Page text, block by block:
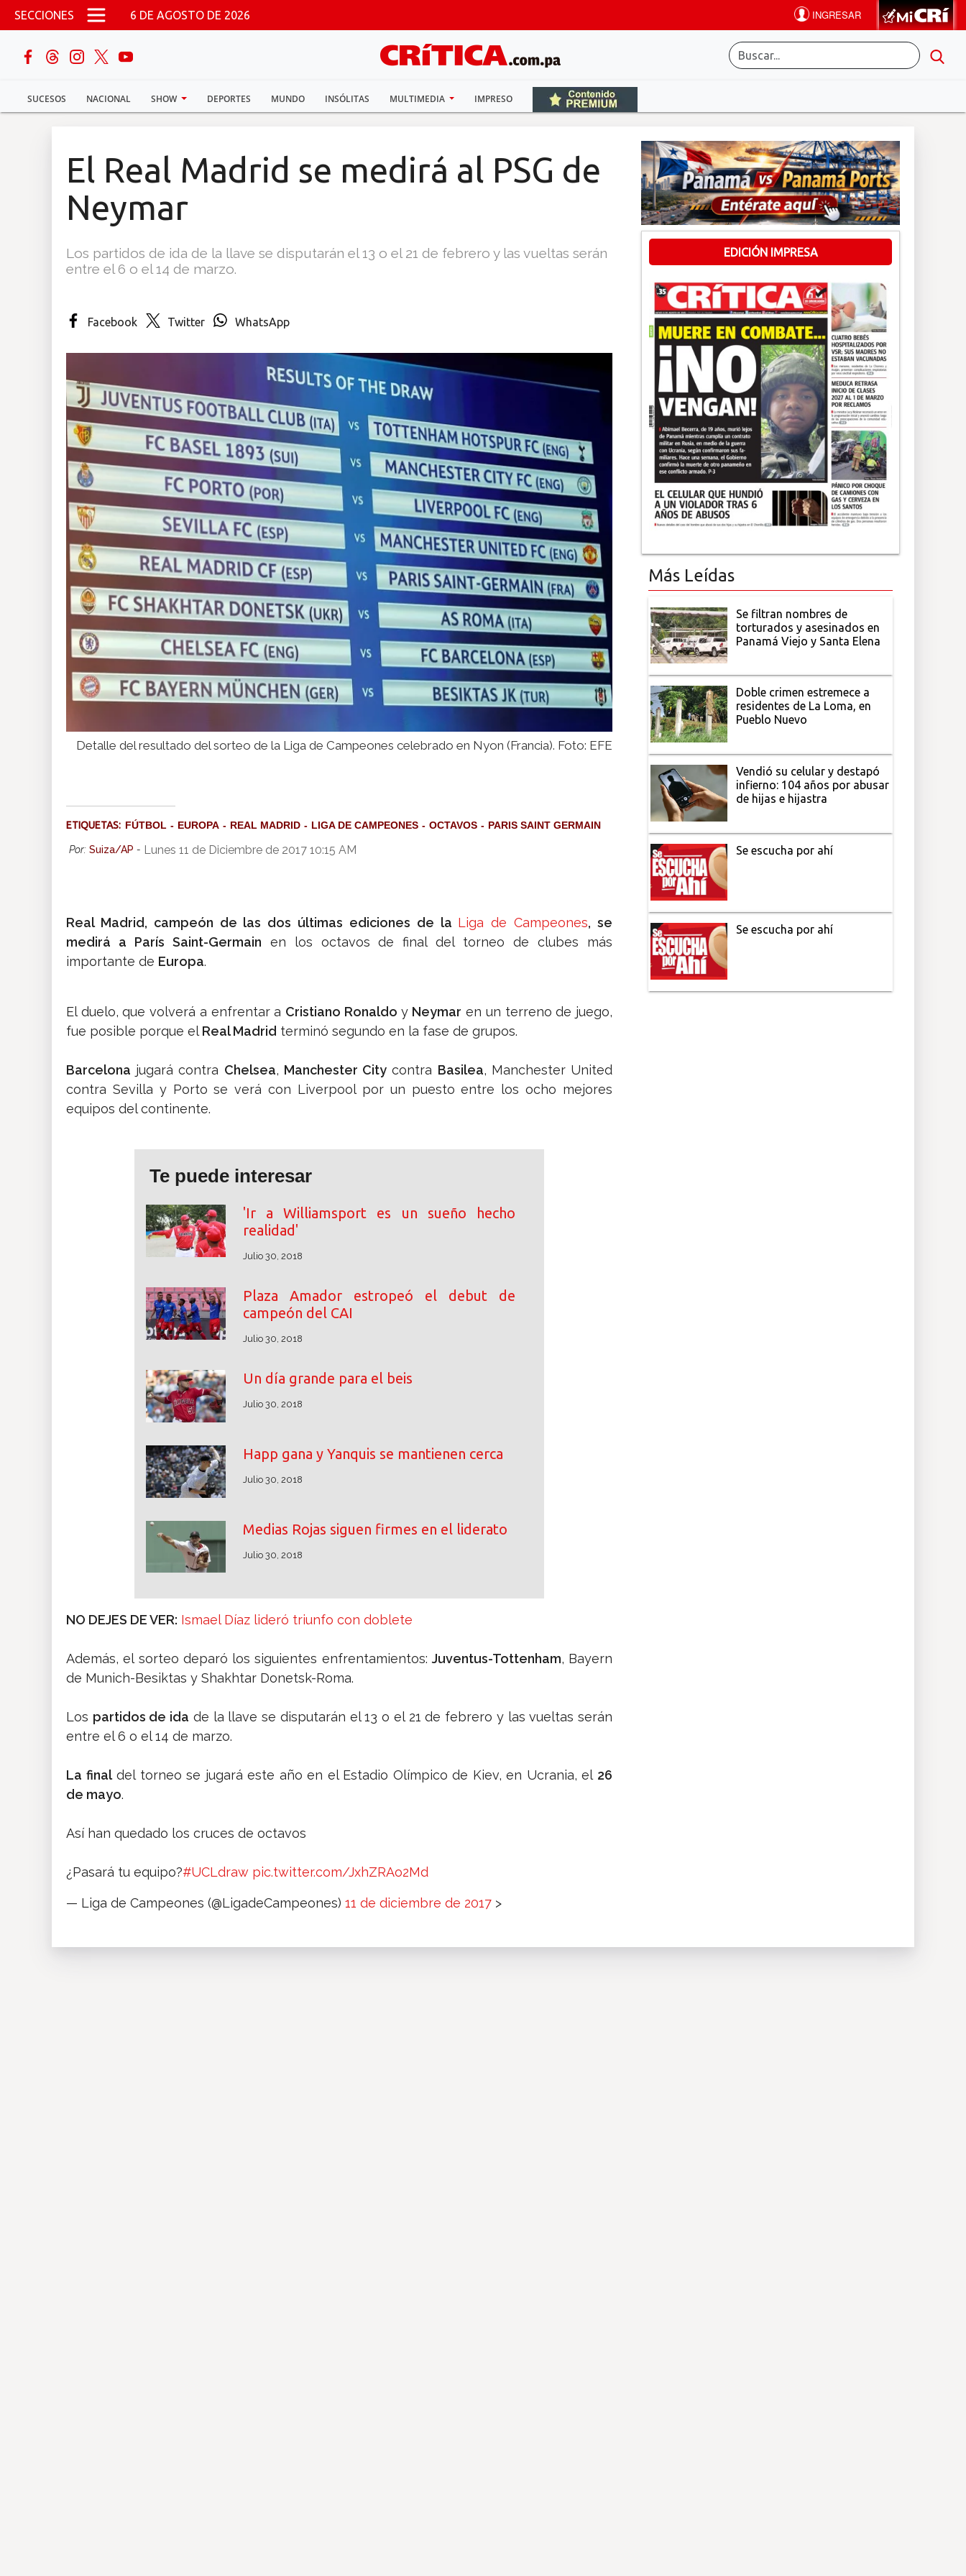
Pasar al contenido principal
SECCIONES 6 DE AGOSTO DE 2026
SUCESOS NACIONAL SHOW DEPORTES MUNDO INSÓLITAS MULTIMEDIA IMPRESO
buscar
Sucesos
Multimedia
El Real Madrid se medirá al PSG de
Neymar
Los partidos de ida de la llave se disputarán el 13 o el 21 de febrero y las vueltas serán
entre el 6 o el 14 de marzo.
Facebook Twitter WhatsApp
Detalle del resultado del sorteo de la Liga de Campeones celebrado en Nyon (Francia). Foto: EFE
ETIQUETAS: FÚTBOL EUROPA REAL MADRID LIGA DE CAMPEONES OCTAVOS PARIS SAINT GERMAIN
Por: Suiza/AP - Lunes 11 de Diciembre de 2017 10:15 AM
Real Madrid, campeón de las dos últimas ediciones de la Liga de Campeones, se
medirá a París Saint-Germain en los octavos de final del torneo de clubes más
importante de Europa.
El duelo, que volverá a enfrentar a Cristiano Ronaldo y Neymar en un terreno de juego,
fue posible porque elReal Madrid terminó segundo en la fase de grupos.
Barcelona jugará contra Chelsea, Manchester City contra Basilea, Manchester United
contra Sevilla y Porto se verá con Liverpool por un puesto entre los ocho mejores
equipos del continente.
Te puede interesar
'Ir a Williamsport es un sueño hecho
realidad'
Julio 30, 2018
Plaza Amador estropeó el debut de
campeón del CAI
Julio 30, 2018
Un día grande para el beis
Julio 30, 2018
Happ gana y Yanquis se mantienen cerca
Julio 30, 2018
Medias Rojas siguen firmes en el liderato
Julio 30, 2018
NO DEJES DE VER: Ismael Díaz lideró triunfo con doblete
Además, el sorteo deparó los siguientes enfrentamientos: Juventus-Tottenham, Bayern
de Munich-Besiktas y Shakhtar Donetsk-Roma.
Los partidos de ida de la llave se disputarán el 13 o el 21 de febrero y las vueltas serán
entre el 6 o el 14 de marzo.
La finaldel torneo se jugará este año en el Estadio Olímpico de Kiev, en Ucrania, el 26
de mayo.
Así han quedado los cruces de octavos
¿Pasará tu equipo?#UCLdraw pic.twitter.com/JxhZRAo2Md
— Liga de Campeones (@LigadeCampeones) 11 de diciembre de 2017 >
EDICIÓN IMPRESA
Más Leídas
Se filtran nombres de
torturados y asesinados en
Panamá Viejo y Santa Elena
Doble crimen estremece a
residentes de La Loma, en
Pueblo Nuevo
Vendió su celular y destapó
infierno: 104 años por abusar
de hijas e hijastra
Se escucha por ahí
Se escucha por ahí